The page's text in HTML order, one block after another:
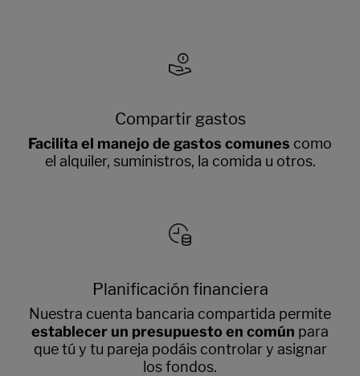
Compartir gastos
Facilita el manejo de gastos comunes como
el alquiler, suministros, la comida u otros.
Planificación financiera
Nuestra cuenta bancaria compartida permite
establecer un presupuesto en común para
que tú y tu pareja podáis controlar y asignar
los fondos.